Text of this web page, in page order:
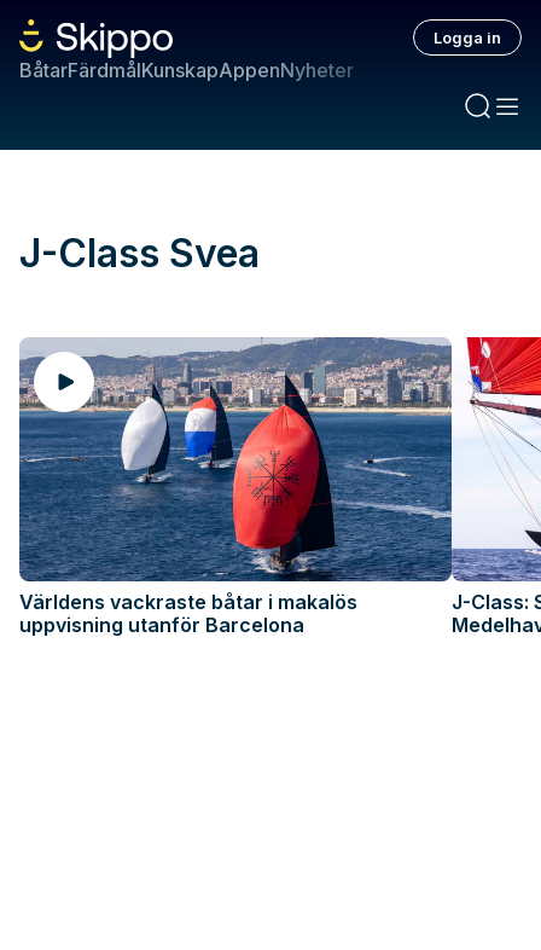
BåtarFärdmålKunskapAppenNyheter
Logga in
J-Class Svea
Världens vackraste båtar i makalös
uppvisning utanför Barcelona
J-Class: